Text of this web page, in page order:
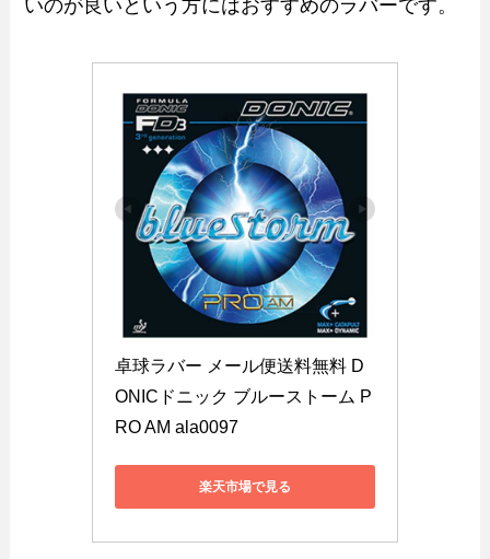
いのが良いという方にはおすすめのラバーです。
卓球ラバー メール便送料無料 D
ONICドニック ブルーストーム P
RO AM ala0097
楽天市場で見る